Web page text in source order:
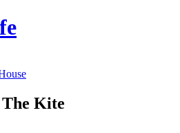
The Kite